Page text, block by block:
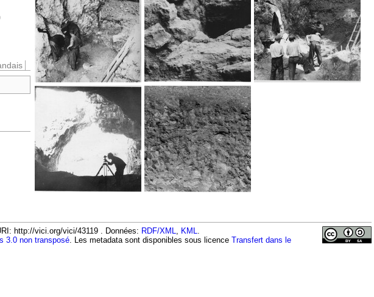
http://vici.org/vici/43119 . Données: RDF/XML, KML.
3.0 non transposé. Les metadata sont disponibles sous licence Transfert dans le